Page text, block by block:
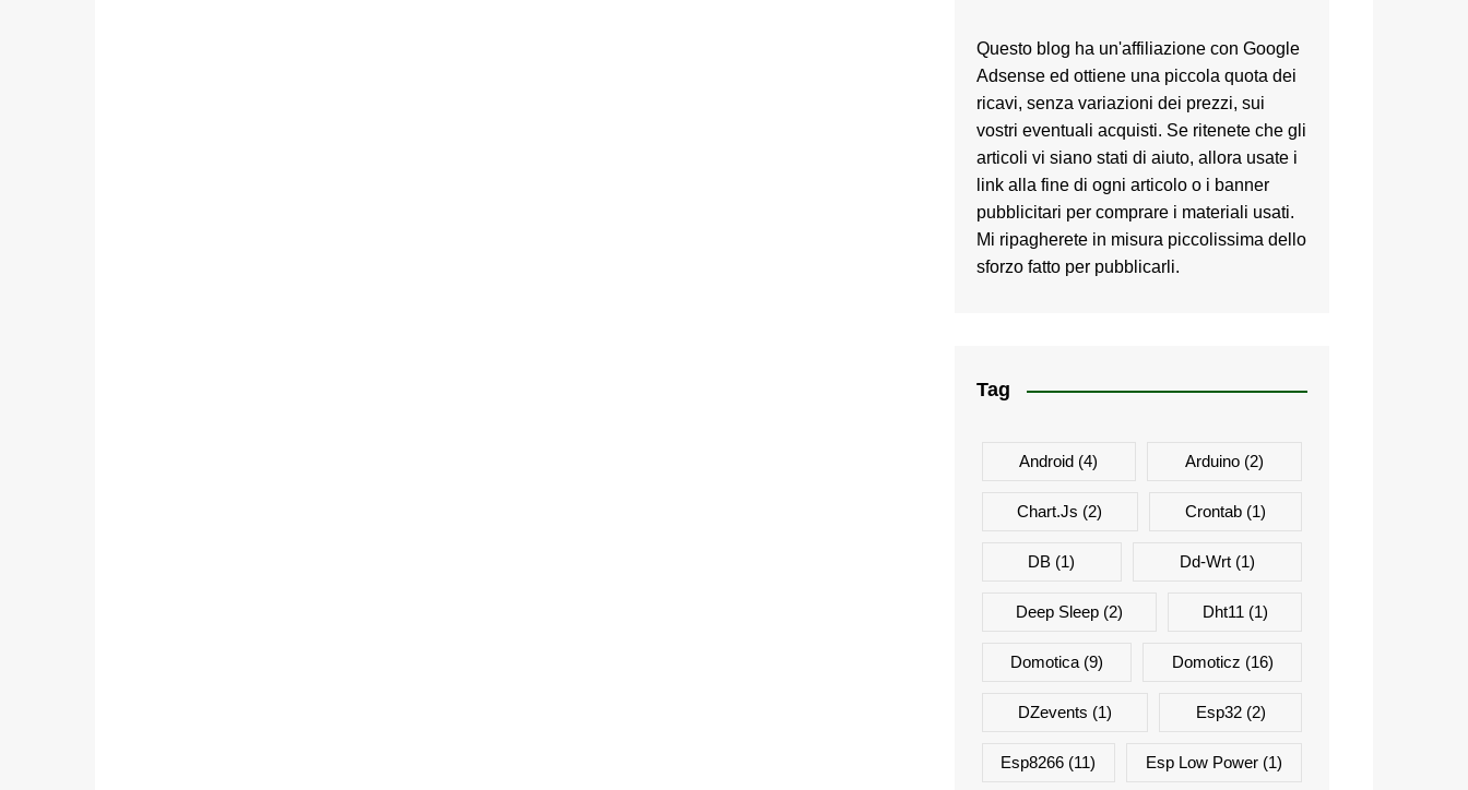
Questo blog ha un'affiliazione con Google
Adsense ed ottiene una piccola quota dei
ricavi, senza variazioni dei prezzi, sui
vostri eventuali acquisti. Se ritenete che gli
articoli vi siano stati di aiuto, allora usate i
link alla fine di ogni articolo o i banner
pubblicitari per comprare i materiali usati.
Mi ripagherete in misura piccolissima dello
sforzo fatto per pubblicarli.
Tag
Android (4) Arduino (2)
Chart.js (2) Crontab (1)
DB (1) Dd-Wrt (1)
Deep Sleep(2) Dht11 (1)
Domotica(9) Domoticz (16)
DZevents (1) Esp32(2)
Esp8266 (11) Esp Low Power (1)